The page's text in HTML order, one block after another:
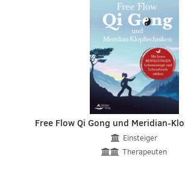
Free Flow Qi Gong und Meridian-
Einsteiger
Therapeuten